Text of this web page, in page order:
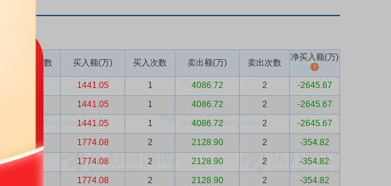
上榜次数 买入额(万) 买入次数 卖出额(万) 卖出次数
净买入额(万)
1441.05 1 4086.72 2
-2645.67
1441.05 1 4086.72 2
-2645.67
1441.05 1 4086.72 2
-2645.67
2 1774.08 2 2128.90 2
-354.82
2 1774.08 2 2128.90 2
-354.82
1774.08 2 2128.90 2
-354.82